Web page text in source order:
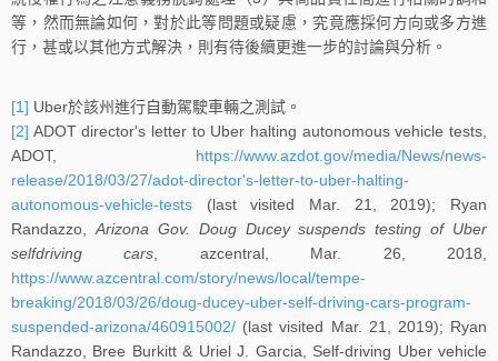
等，然而無論如何，對於此等問題或疑慮，究竟應採何方向或多方進
行，甚或以其他方式解決，則有待後續更進一步的討論與分析。
[1] Uber於該州進行自動駕駛車輛之測試。
[2] ADOT director's letter to Uber halting autonomous vehicle tests,
ADOT, https://www.azdot.gov/media/News/news-
release/2018/03/27/adot-director's-letter-to-uber-halting-
autonomous-vehicle-tests (last visited Mar. 21, 2019); Ryan
Randazzo, Arizona Gov. Doug Ducey suspends testing of Uber
selfdriving cars , azcentral, Mar. 26, 2018,
https://www.azcentral.com/story/news/local/tempe-
breaking/2018/03/26/doug-ducey-uber-self-driving-cars-program-
suspended-arizona/460915002/ (last visited Mar. 21, 2019); Ryan
Randazzo, Bree Burkitt & Uriel J. Garcia, Self-driving Uber vehicle